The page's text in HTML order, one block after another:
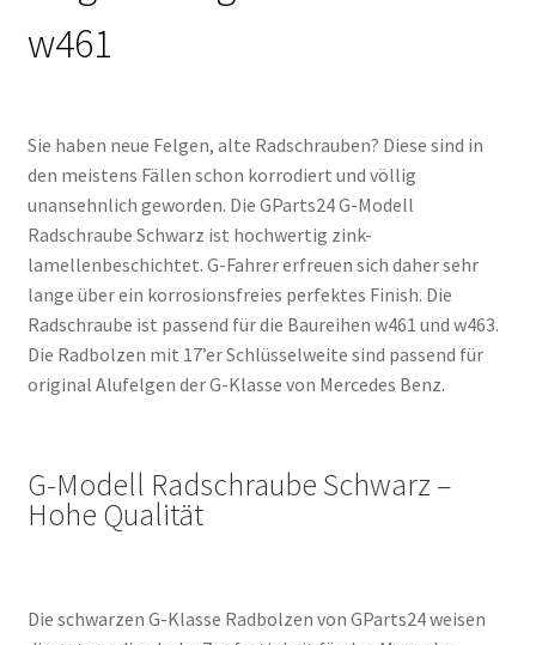
w461
Sie haben neue Felgen, alte Radschrauben? Diese sind in
den meistens Fällen schon korrodiert und völlig
unansehnlich geworden. Die GParts24 G-Modell
Radschraube Schwarz ist hochwertig zink-
lamellenbeschichtet. G-Fahrer erfreuen sich daher sehr
lange über ein korrosionsfreies perfektes Finish. Die
Radschraube ist passend für die Baureihen w461 und w463.
Die Radbolzen mit 17’er Schlüsselweite sind passend für
original Alufelgen der G-Klasse von Mercedes Benz.
G-Modell Radschraube Schwarz –
Hohe Qualität
Die schwarzen G-Klasse Radbolzen von GParts24 weisen